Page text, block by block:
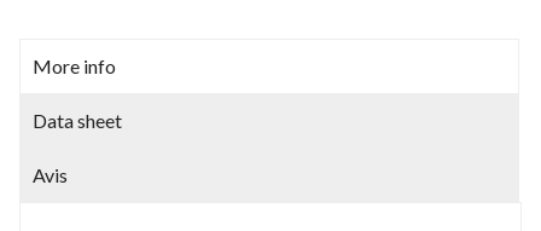
More info
Data sheet
Avis